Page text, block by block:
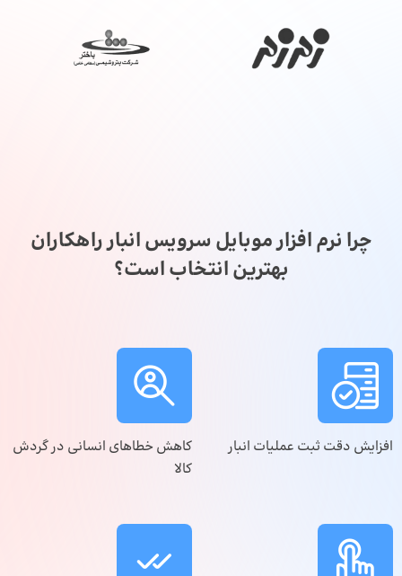
چرا نرم افزار موبایل سرویس انبار راهکاران
بهترین انتخاب است؟
افزایش دقت ثبت عملیات انبار
کاهش خطاهای انسانی در گردش
کالا